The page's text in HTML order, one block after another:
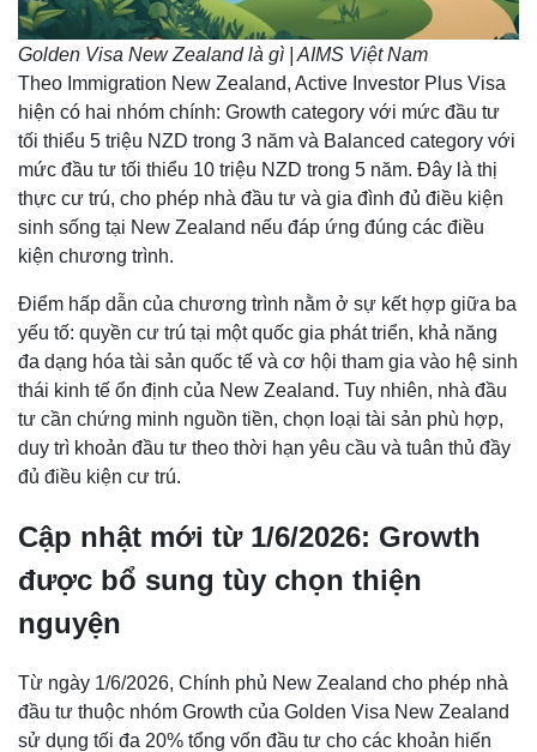
Golden Visa New Zealand là gì | AIMS Việt Nam
Theo Immigration New Zealand, Active Investor Plus Visa
hiện có hai nhóm chính: Growth category với mức đầu tư
tối thiểu 5 triệu NZD trong 3 năm và Balanced category với
mức đầu tư tối thiểu 10 triệu NZD trong 5 năm. Đây là thị
thực cư trú, cho phép nhà đầu tư và gia đình đủ điều kiện
sinh sống tại New Zealand nếu đáp ứng đúng các điều
kiện chương trình.
Điểm hấp dẫn của chương trình nằm ở sự kết hợp giữa ba
yếu tố: quyền cư trú tại một quốc gia phát triển, khả năng
đa dạng hóa tài sản quốc tế và cơ hội tham gia vào hệ sinh
thái kinh tế ổn định của New Zealand. Tuy nhiên, nhà đầu
tư cần chứng minh nguồn tiền, chọn loại tài sản phù hợp,
duy trì khoản đầu tư theo thời hạn yêu cầu và tuân thủ đầy
đủ điều kiện cư trú.
Cập nhật mới từ 1/6/2026: Growth
được bổ sung tùy chọn thiện
nguyện
Từ ngày 1/6/2026, Chính phủ New Zealand cho phép nhà
đầu tư thuộc nhóm Growth của Golden Visa New Zealand
sử dụng tối đa 20% tổng vốn đầu tư cho các khoản hiến